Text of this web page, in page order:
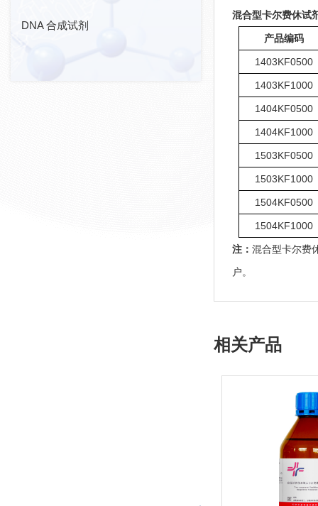
DNA 合成试剂
混合型卡尔费休
产品编码
1403KF0500
1403KF1000
1404KF0500
1404KF1000
1503KF0500
1503KF1000
1504KF0500
1504KF1000
注：混合型卡尔费
户。
相关产品